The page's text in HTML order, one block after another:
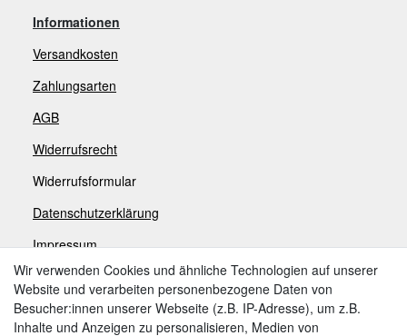
Informationen
Versandkosten
Zahlungsarten
AGB
Widerrufsrecht
Widerrufsformular
Datenschutzerklärung
Impressum
Zahlungsarten
Wir verwenden Cookies und ähnliche Technologien auf unserer
Website und verarbeiten personenbezogene Daten von
Besucher:innen unserer Webseite (z.B. IP-Adresse), um z.B.
Inhalte und Anzeigen zu personalisieren, Medien von